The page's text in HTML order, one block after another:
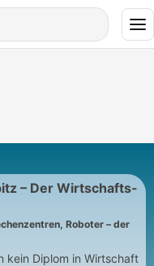
– Der Wirtschafts-
Roboter – der
kein Diplom in Wirtschaft